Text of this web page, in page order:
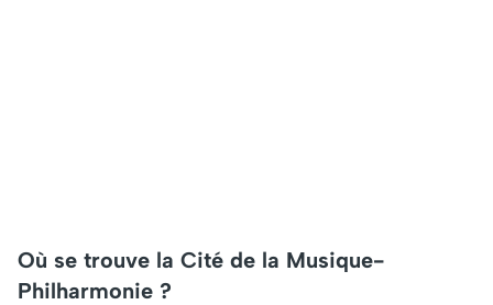
Où se trouve la Cité de la Musique-
Philharmonie ?